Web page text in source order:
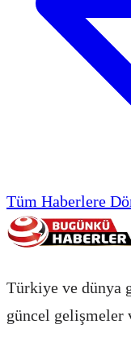
Tüm Haberlere
Türkiye ve dünya
güncel gelişmeler